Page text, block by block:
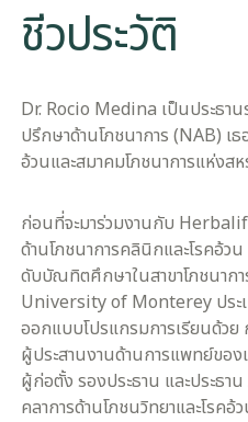
ชีวประวัติ
Dr. Rocio Medina เป็นประธา
ปรึกษาด้านโภชนาการ (NAB) เ
อ้วนและสมาคมโภชนาการแห่งสห
ก่อนที่จะมาร่วมงานกับ
ด้านโภชนาการคลินิกและโรคอ้ว
ดับบัณทิตศึกษาในสาขาโภชนาก
University of Monterey ประเ
ออกแบบโปรแกรมการเรียนด้ว
ผู้ประสานงานด้านการแพทย์ของ
ผู้ก่อตั้ง รองประธาน และประธา
คลาการด้านโภชนวิทยาและโรคอ้